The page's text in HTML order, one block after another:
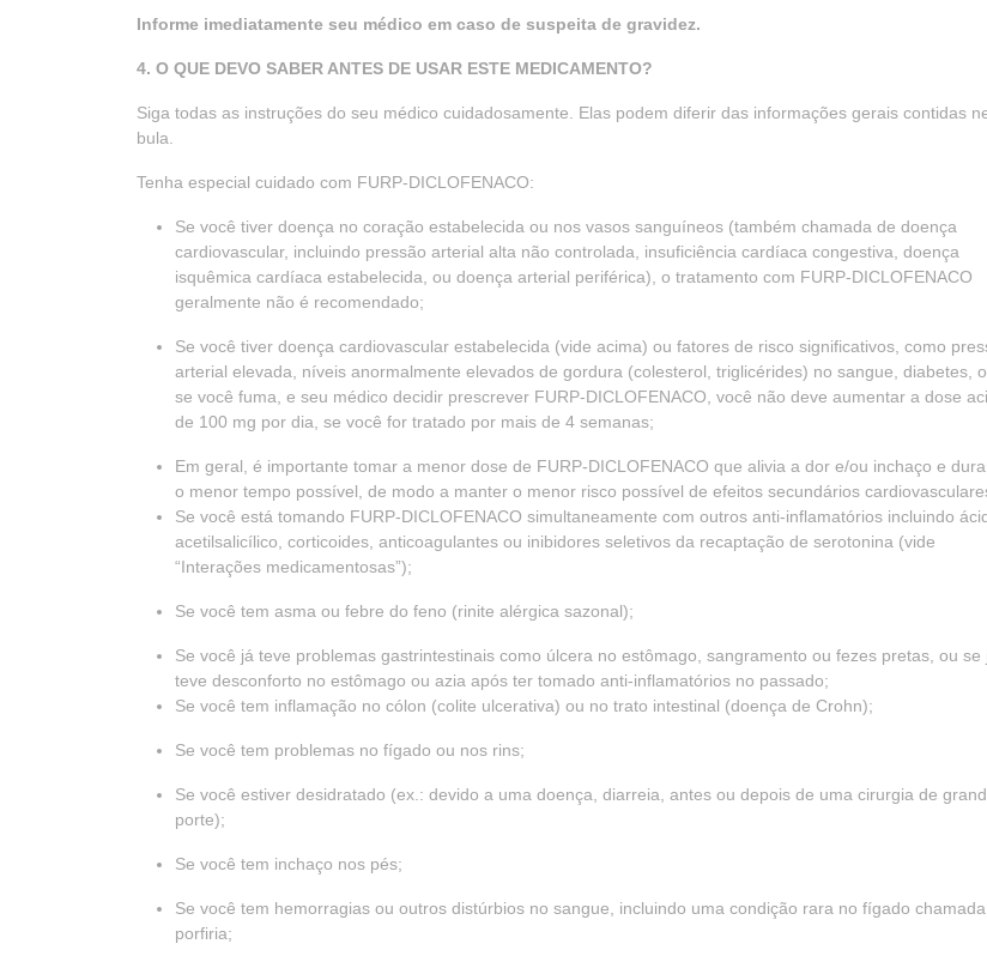
Informe imediatamente seu médico em caso de suspeita de gravidez.
4. O QUE DEVO SABER ANTES DE USAR ESTE MEDICAMENTO?
Siga todas as instruções do seu médico cuidadosamente. Elas podem diferir das informações gerais contidas
bula.
Tenha especial cuidado com FURP-DICLOFENACO:
Se você tiver doença no coração estabelecida ou nos vasos sanguíneos (também chamada de doença
cardiovascular, incluindo pressão arterial alta não controlada, insuficiência cardíaca congestiva, doença
isquêmica cardíaca estabelecida, ou doença arterial periférica), o tratamento com FURP-DICLOFENACO
geralmente não é recomendado;
Se você tiver doença cardiovascular estabelecida (vide acima) ou fatores de risco significativos, como
arterial elevada, níveis anormalmente elevados de gordura (colesterol, triglicérides) no sangue, diabetes,
se você fuma, e seu médico decidir prescrever FURP-DICLOFENACO, você não deve aumentar a dose
de 100 mg por dia, se você for tratado por mais de 4 semanas;
Em geral, é importante tomar a menor dose de FURP-DICLOFENACO que alivia a dor e/ou inchaço e
o menor tempo possível, de modo a manter o menor risco possível de efeitos secundários
Se você está tomando FURP-DICLOFENACO simultaneamente com outros anti-inflamatórios incluindo
acetilsalicílico, corticoides, anticoagulantes ou inibidores seletivos da recaptação de serotonina (vide
“Interações medicamentosas”);
Se você tem asma ou febre do feno (rinite alérgica sazonal);
Se você já teve problemas gastrintestinais como úlcera no estômago, sangramento ou fezes pretas, ou se
teve desconforto no estômago ou azia após ter tomado anti-inflamatórios no passado;
Se você tem inflamação no cólon (colite ulcerativa) ou no trato intestinal (doença de Crohn);
Se você tem problemas no fígado ou nos rins;
Se você estiver desidratado (ex.: devido a uma doença, diarreia, antes ou depois de uma cirurgia de
porte);
Se você tem inchaço nos pés;
Se você tem hemorragias ou outros distúrbios no sangue, incluindo uma condição rara no fígado chamada
porfiria;